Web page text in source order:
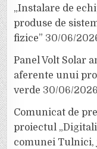
„Instalare de
produse de
fizice” 30/06/
Panel Volt Solar
aferente unui
verde 30/06/2026
Comunicat de
proiectul
comunei Tulnici,